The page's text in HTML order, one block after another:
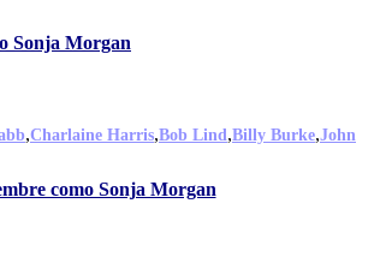
Sonja Morgan
,Charlaine Harris,Bob Lind,Billy Burke,John
como Sonja Morgan